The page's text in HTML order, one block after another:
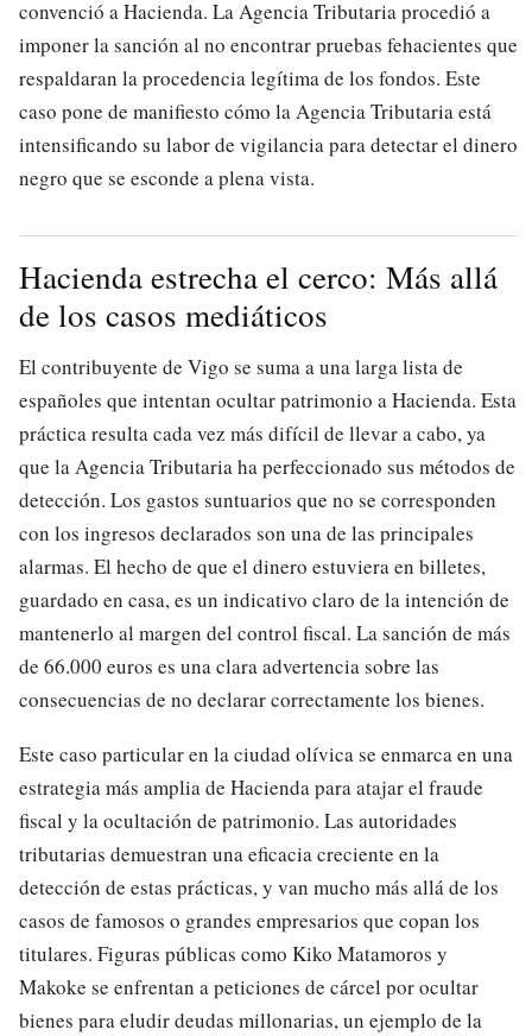
convenció a Hacienda. La Agencia Tributaria procedió a
imponer la sanción al no encontrar pruebas fehacientes que
respaldaran la procedencia legítima de los fondos. Este
caso pone de manifiesto cómo la Agencia Tributaria está
intensificando su labor de vigilancia para detectar el dinero
negro que se esconde a plena vista.
Hacienda estrecha el cerco: Más allá
de los casos mediáticos
El contribuyente de Vigo se suma a una larga lista de
españoles que intentan ocultar patrimonio a Hacienda. Esta
práctica resulta cada vez más difícil de llevar a cabo, ya
que la Agencia Tributaria ha perfeccionado sus métodos de
detección. Los gastos suntuarios que no se corresponden
con los ingresos declarados son una de las principales
alarmas. El hecho de que el dinero estuviera en billetes,
guardado en casa, es un indicativo claro de la intención de
mantenerlo al margen del control fiscal. La sanción de más
de 66.000 euros es una clara advertencia sobre las
consecuencias de no declarar correctamente los bienes.
Este caso particular en la ciudad olívica se enmarca en una
estrategia más amplia de Hacienda para atajar el fraude
fiscal y la ocultación de patrimonio. Las autoridades
tributarias demuestran una eficacia creciente en la
detección de estas prácticas, y van mucho más allá de los
casos de famosos o grandes empresarios que copan los
titulares. Figuras públicas como Kiko Matamoros y
Makoke se enfrentan a peticiones de cárcel por ocultar
bienes para eludir deudas millonarias, un ejemplo de la